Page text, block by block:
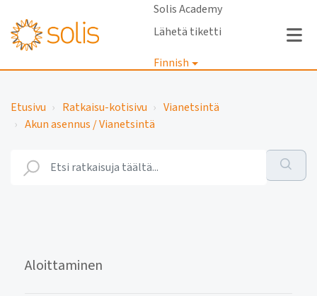
Solis Academy
Lähetä tiketti
Finnish
Kirjaudu
Etusivu Ratkaisu-kotisivu
Vianetsintä
Akun asennus / Vianetsintä
Aloittaminen